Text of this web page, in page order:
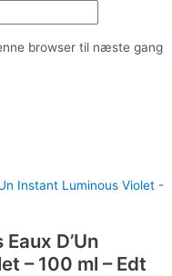
browser til næste gang
D’Un
– 100 ml – Edt